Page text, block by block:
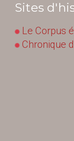
Sites
Le Corpus
Chronique